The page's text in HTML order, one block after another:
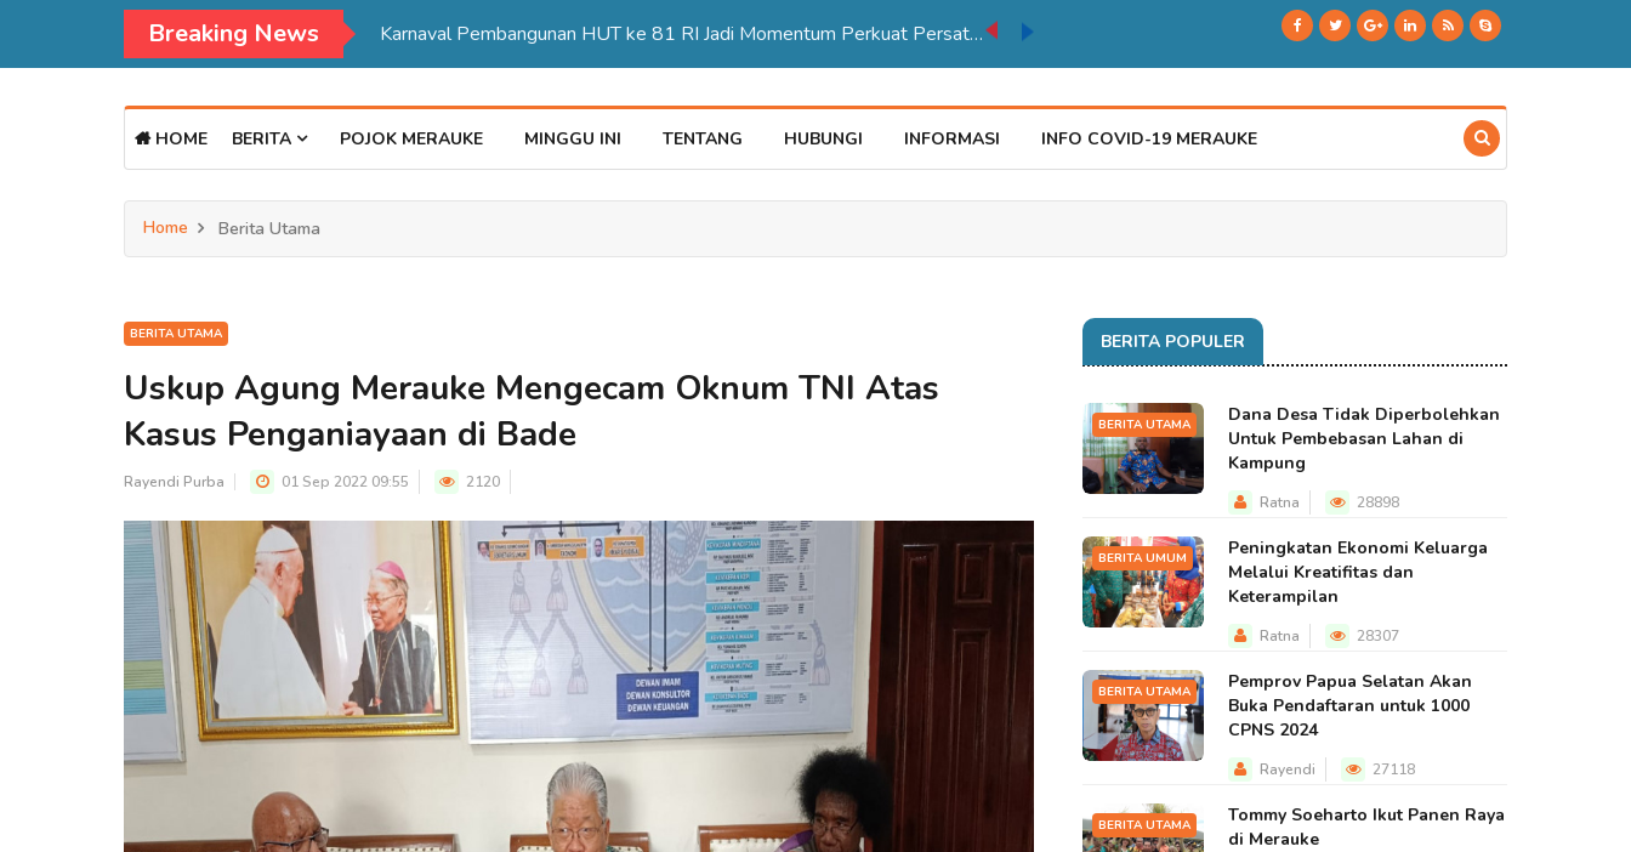
Breaking News Karnaval Pembangunan HUT ke 81 RI Jadi Momentum Perkuat Persatuan di Merauke
HOME BERITA POJOK MERAUKE MINGGU INI TENTANG HUBUNGI INFORMASI INFO COVID-19 MERAUKE
Home Berita Utama
BERITA UTAMA
Uskup Agung Merauke Mengecam Oknum TNI Atas
Kasus Penganiayaan di Bade
Rayendi Purba 01 Sep 2022 09:55 2120
BERITA POPULER
BERITA UTAMA
Dana Desa Tidak Diperbolehkan
Untuk Pembebasan Lahan di
Kampung
Ratna 28898
BERITA UMUM
Peningkatan Ekonomi Keluarga
Melalui Kreatifitas dan
Keterampilan
Ratna 28307
BERITA UTAMA
Pemprov Papua Selatan Akan
Buka Pendaftaran untuk 1000
CPNS 2024
Rayendi 27118
BERITA UTAMA
Tommy Soeharto Ikut Panen Raya
di Merauke